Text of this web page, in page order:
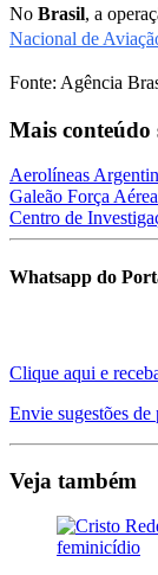
No Brasil, a
Nacional de
Fonte: Agência
Mais conteúdo
Aerolíneas
Galeão Força
Centro de
Whatsapp do
Clique aqui e
Envie sugestões de
Veja também